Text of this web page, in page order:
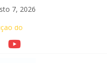
7, 2026
do